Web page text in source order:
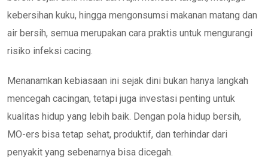
kebersihan kuku, hingga mengonsumsi makanan matang dan
air bersih, semua merupakan cara praktis untuk mengurangi
risiko infeksi cacing.
Menanamkan kebiasaan ini sejak dini bukan hanya langkah
mencegah cacingan, tetapi juga investasi penting untuk
kualitas hidup yang lebih baik. Dengan pola hidup bersih,
MO-ers bisa tetap sehat, produktif, dan terhindar dari
penyakit yang sebenarnya bisa dicegah.